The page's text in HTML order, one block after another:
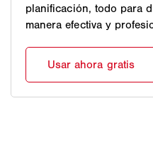
planificación, todo para
manera efectiva y